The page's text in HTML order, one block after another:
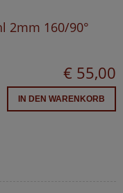
2mm 160/90°
€ 55,00
IN DEN WARENKORB